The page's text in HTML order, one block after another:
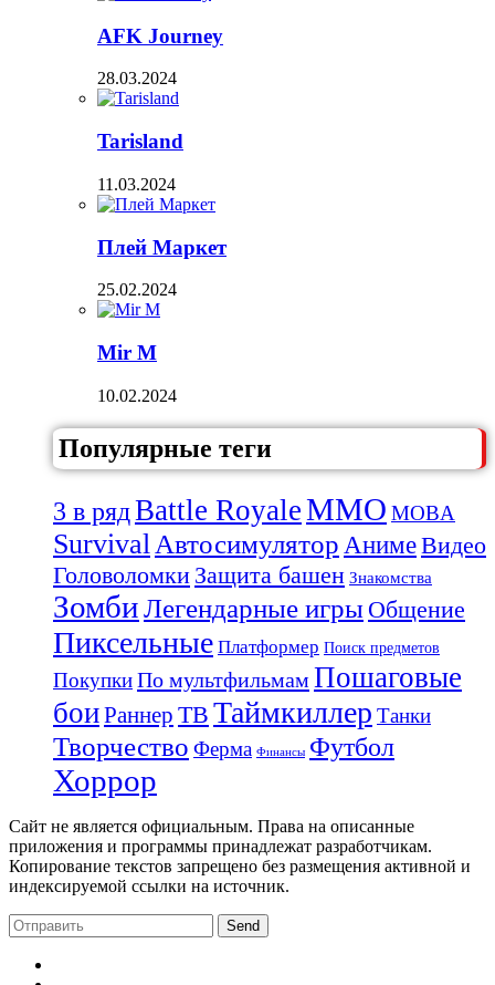
AFK Journey
28.03.2024
Tarisland
11.03.2024
Плей Маркет
25.02.2024
Mir M
10.02.2024
Популярные теги
3 в рядBattle RoyaleMMO MOBA
Survival Автосимулятор АнимеВидео
Головоломки Защита башен Знакомства
ЗомбиЛегендарные игры Общение
Пиксельные Платформер Поиск предметов
ПокупкиПо мультфильмам Пошаговые
боиРаннер ТВ Таймкиллер Танки
Творчество Ферма Финансы Футбол
Хоррор
Сайт не является официальным. Права на описанные
приложения и программы принадлежат разработчикам.
Копирование текстов запрещено без размещения активной и
индексируемой ссылки на источник.
Send